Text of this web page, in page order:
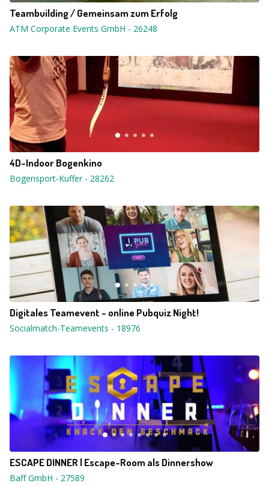
Teambuilding / Gemeinsam zum Erfolg
ATM Corporate Events GmbH - 26248
4D-Indoor Bogenkino
Bogensport-Kuffer- 28262
Digitales Teamevent - online Pubquiz Night!
Socialmatch-Teamevents - 18976
ESCAPE DINNER | Escape-Room als Dinnershow
Baff GmbH - 27589